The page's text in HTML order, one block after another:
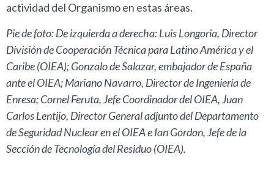
actividad del Organismo en estas áreas.
Pie de foto: De izquierda a derecha: Luis Longoria, Director
División de Cooperación Técnica para Latino América y el
Caribe (OIEA); Gonzalo de Salazar, embajador de España
ante el OIEA; Mariano Navarro, Director de Ingeniería de
Enresa; Cornel Feruta, Jefe Coordinador del OIEA, Juan
Carlos Lentijo, Director General adjunto del Departamento
de Seguridad Nuclear en el OIEA e Ian Gordon, Jefe de la
Sección de Tecnología del Residuo (OIEA).